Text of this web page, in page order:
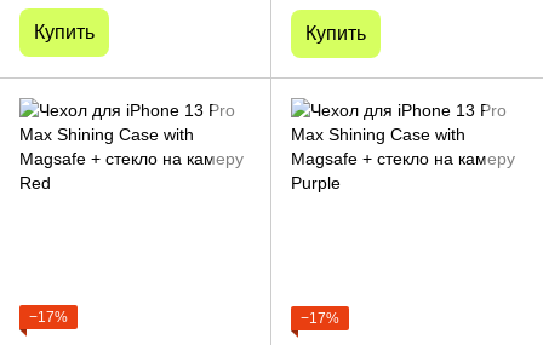
Купить Купить
−17% −17%